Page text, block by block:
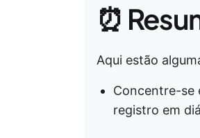
⏰
Aqui estão
Concentre-se
registro em